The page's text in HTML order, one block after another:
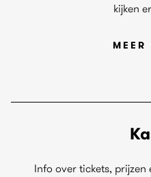
kijken
MEER
Info over tickets,